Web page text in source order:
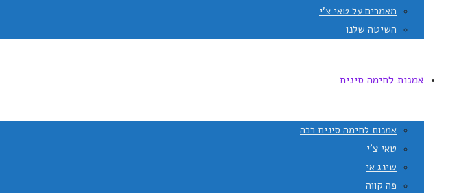
מאמרים על טאי צ'י
השיטה שלנו
אמנות לחימה סינית
אמנות לחימה סינית רכה
טאי צ'י
שינג אי
פה קווה